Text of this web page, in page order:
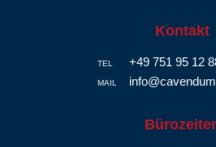
Kontakt
TEL +49 751 95 12
MAIL